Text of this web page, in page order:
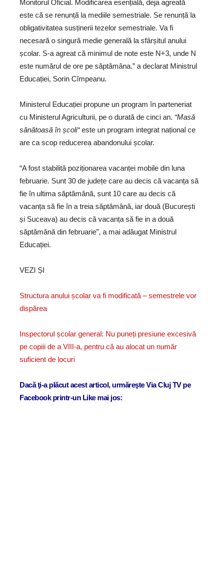
Monitorul Oficial. Modificarea esențială, deja agreată
este că se renunță la mediile semestriale. Se renunță la
obligativitatea susținerii tezelor semestriale. Va fi
necesară o singură medie generală la sfârșitul anului
școlar. S-a agreat că minimul de note este N+3, unde N
este numărul de ore pe săptămâna.” a declarat Ministrul
Educației, Sorin Cîmpeanu.
Ministerul Educației propune un program în parteneriat
cu Ministerul Agriculturii, pe o durată de cinci an. “Masă
sănătoasă în școli“este un program integrat național ce
are ca scop reducerea abandonului școlar.
“A fost stabilită poziționarea vacanței mobile din luna
februarie. Sunt 30 de județe care au decis că vacanța să
fie în ultima săptămână, sunt 10 care au decis că
vacanța să fie în a treia săptămână, iar două (București
și Suceava) au decis că vacanța să fie in a două
săptămână din februarie”, a mai adăugat Ministrul
Educației.
VEZI ȘI
Structura anului școlar va fi modificată – semestrele vor
dispărea
Inspectorul școlar general: Nu puneți presiune excesivă
pe copiii de a VIII-a, pentru că au alocat un număr
suficient de locuri
Dacă ţi-a plăcut acest articol, urmăreşte Via Cluj TV pe
Facebook printr-un Like mai jos: